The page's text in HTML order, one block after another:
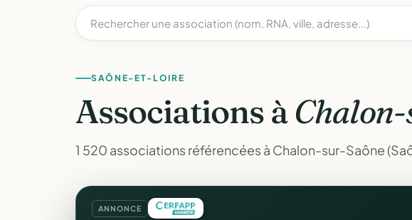
SAÔNE-ET-LOIRE
Associations à
1 520 associations référencées à Chalon-sur-Saône
ANNONCE